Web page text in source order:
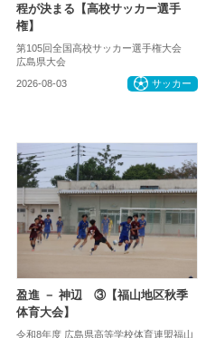
程が決まる【高校サッカー選手
権】
第105回全国高校サッカー選手権大会
広島県大会
2026-08-03 サッカー
盈進 － 神辺 ③【福山地区秋季
体育大会】
令和8年度 広島県高等学校体育連盟福山